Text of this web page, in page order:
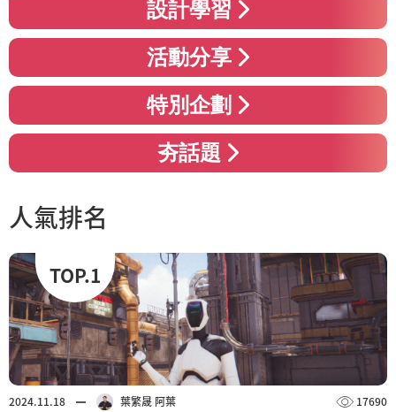
設計學習
活動分享
特別企劃
夯話題
人氣排名
TOP.1
2024.11.18 葉繁晟 阿葉 17690